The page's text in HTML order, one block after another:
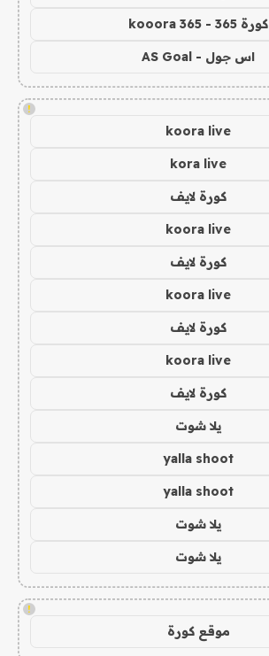
كورة 365 - kooora 365
اس جول - AS Goal
!
koora live
kora live
كورة لايف
koora live
كورة لايف
koora live
كورة لايف
koora live
كورة لايف
يلا شوت
yalla shoot
yalla shoot
يلا شوت
يلا شوت
!
موقع كورة